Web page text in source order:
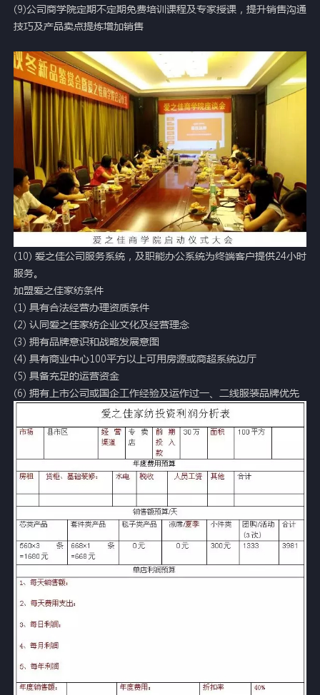
(9)公司商学院定期不定期免费培训课程及专家授课，提升销售沟通
技巧及产品卖点提炼增加销售
(10) 爱之佳公司服务系统，及职能办公系统为终端客户提供24小时
服务。
加盟爱之佳家纺条件
(1) 具有合法经营办理资质条件
(2) 认同爱之佳家纺企业文化及经营理念
(3) 拥有品牌意识和战略发展意图
(4) 具有商业中心100平方以上可用房源或商超系统边厅
(5) 具备充足的运营资金
(6) 拥有上市公司或国企工作经验及运作过一、二线服装品牌优先